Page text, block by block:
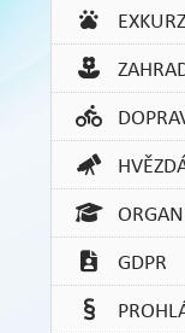
GDPR